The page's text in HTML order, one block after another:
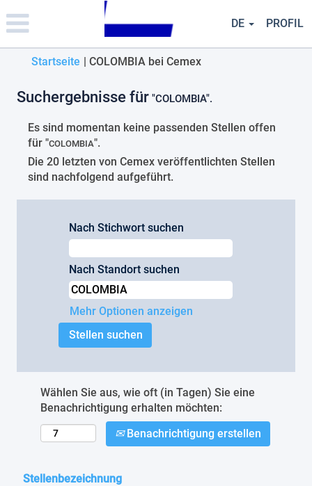
note:
This
website
includes
accessibility
system.
DE PROFIL
Startseite | COLOMBIA bei Cemex(aktuelle
Suchergebnisse für "COLOMBIA".
Es sind momentan keine passenden Stellen offen
für "COLOMBIA".
Die 20 letzten von Cemex veröffentlichten Stellen
sind nachfolgend aufgeführt.
Nach Stichwort suchen
Nach Standort suchen
Mehr Optionen anzeigen
Wählen Sie aus, wie oft (in Tagen) Sie eine
Benachrichtigung erhalten möchten:
Benachrichtigung erstellen
Stellenbezeichnung